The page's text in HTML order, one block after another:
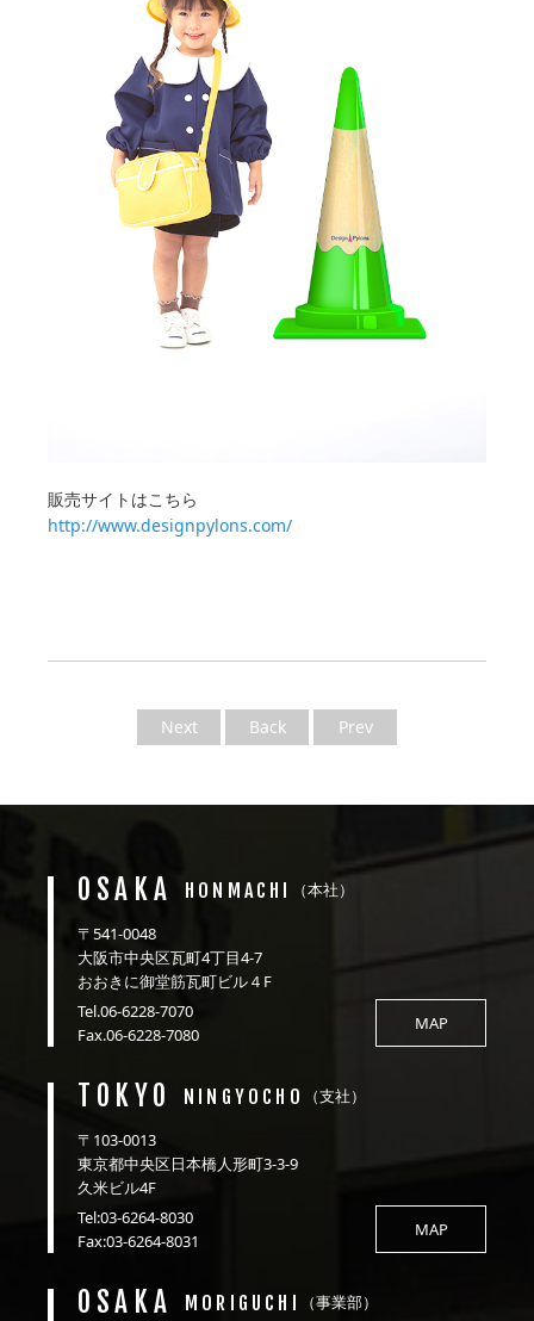
販売サイトはこちら
http://www.designpylons.com/
Next Back Prev
OSAKA HONMACHI （本社）
〒541-0048
大阪市中央区瓦町4丁目4-7
おおきに御堂筋瓦町ビル４F
Tel.06-6228-7070
Fax.06-6228-7080
MAP
TOKYO NINGYOCHO （支社）
〒103-0013
東京都中央区日本橋人形町3-3-9
久米ビル4F
Tel:03-6264-8030
Fax:03-6264-8031
MAP
OSAKA MORIGUCHI （事業部）